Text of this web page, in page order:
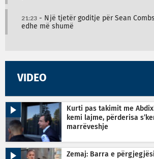
21:23 - Një tjetër goditje për Sean
edhe më shumë
VIDEO
Kurti pas takimit me
kemi lajme, përderisa
marrëveshje
Zemaj: Barra e